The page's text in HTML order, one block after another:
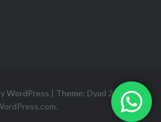
WordPress | Theme: Dyad 2 by
.